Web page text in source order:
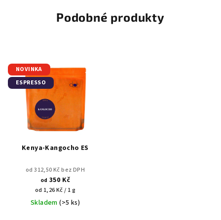
Podobné produkty
NOVINKA
ESPRESSO
Kenya-Kangocho ES
od 312,50 Kč bez DPH
od 350 Kč
Měrná
cena:
od 1,26 Kč / 1 g
Skladem(>5 ks)